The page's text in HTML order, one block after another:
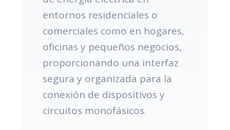
entornos residenciales o
comerciales como en hogares,
oficinas y pequeños negocios,
proporcionando una interfaz
segura y organizada para la
conexión de dispositivos y
circuitos monofásicos.